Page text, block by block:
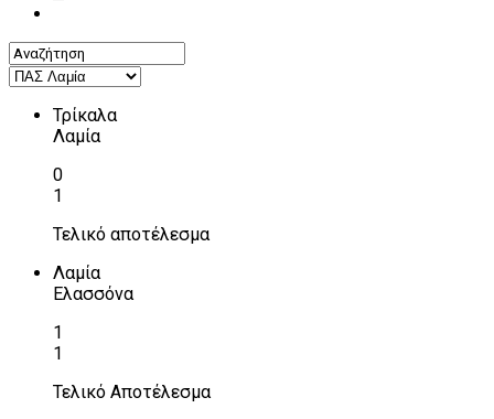
Τρίκαλα
Λαμία
0
1
Τελικό αποτέλεσμα
Λαμία
Ελασσόνα
1
1
Τελικό Αποτέλεσμα